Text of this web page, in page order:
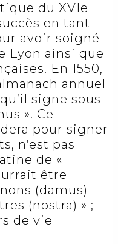
du XVIe
en tant
avoir soigné
Lyon ainsi que
En 1550,
annuel
signe sous
». Ce
pour signer
n’est pas
de «
être
(damus)
(nostra) » ;
de vie